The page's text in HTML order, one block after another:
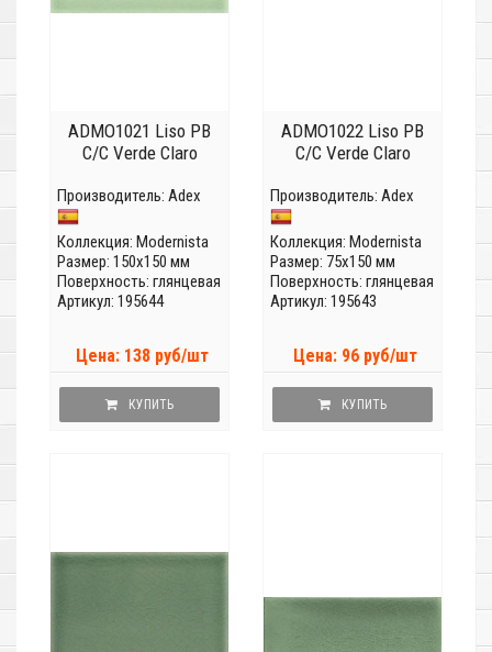
ADMO1021 Liso PB
C/C Verde Claro
Производитель: Adex
Коллекция: Modernista
Размер: 150x150 мм
Поверхность: глянцевая
Артикул: 195644
Цена: 138 руб/шт
КУПИТЬ
ADMO1022 Liso PB
C/C Verde Claro
Производитель: Adex
Коллекция: Modernista
Размер: 75x150 мм
Поверхность: глянцевая
Артикул: 195643
Цена: 96 руб/шт
КУПИТЬ